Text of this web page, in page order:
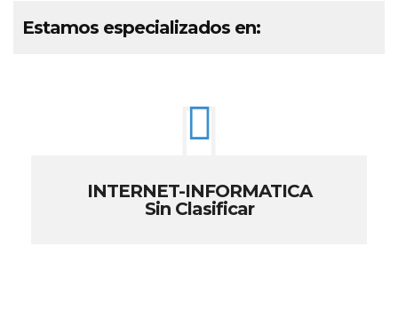
Estamos especializados en:
INTERNET-INFORMATICA
Sin Clasificar